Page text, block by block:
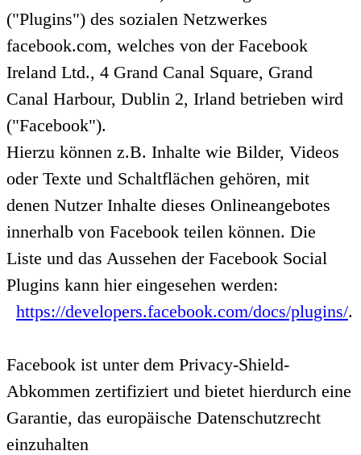
("Plugins") des sozialen Netzwerkes
facebook.com, welches von der Facebook
Ireland Ltd., 4 Grand Canal Square, Grand
Canal Harbour, Dublin 2, Irland betrieben wird
("Facebook").
Hierzu können z.B. Inhalte wie Bilder, Videos
oder Texte und Schaltflächen gehören, mit
denen Nutzer Inhalte dieses Onlineangebotes
innerhalb von Facebook teilen können. Die
Liste und das Aussehen der Facebook Social
Plugins kann hier eingesehen werden:
https://developers.facebook.com/docs/plugins/.
Facebook ist unter dem Privacy-Shield-
Abkommen zertifiziert und bietet hierdurch eine
Garantie, das europäische Datenschutzrecht
einzuhalten